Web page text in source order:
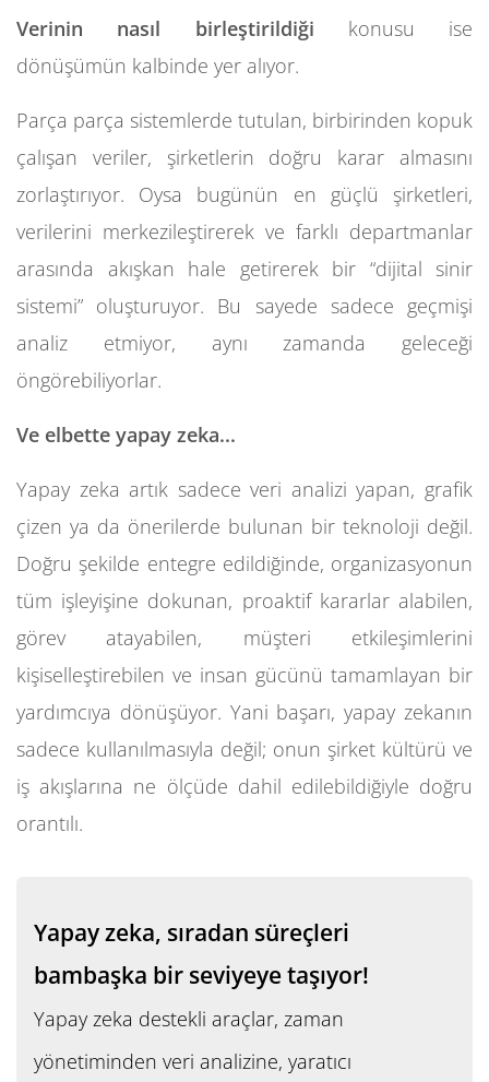
Verinin nasıl birleştirildiği konusu ise
dönüşümün kalbinde yer alıyor.
Parça parça sistemlerde tutulan, birbirinden kopuk
çalışan veriler, şirketlerin doğru karar almasını
zorlaştırıyor. Oysa bugünün en güçlü şirketleri,
verilerini merkezileştirerek ve farklı departmanlar
arasında akışkan hale getirerek bir “dijital sinir
sistemi” oluşturuyor. Bu sayede sadece geçmişi
analiz etmiyor, aynı zamanda geleceği
öngörebiliyorlar.
Ve elbette yapay zeka...
Yapay zeka artık sadece veri analizi yapan, grafik
çizen ya da önerilerde bulunan bir teknoloji değil.
Doğru şekilde entegre edildiğinde, organizasyonun
tüm işleyişine dokunan, proaktif kararlar alabilen,
görev atayabilen, müşteri etkileşimlerini
kişiselleştirebilen ve insan gücünü tamamlayan bir
yardımcıya dönüşüyor. Yani başarı, yapay zekanın
sadece kullanılmasıyla değil; onun şirket kültürü ve
iş akışlarına ne ölçüde dahil edilebildiğiyle doğru
orantılı.
Yapay zeka, sıradan süreçleri
bambaşka bir seviyeye taşıyor!
Yapay zeka destekli araçlar, zaman
yönetiminden veri analizine, yaratıcı